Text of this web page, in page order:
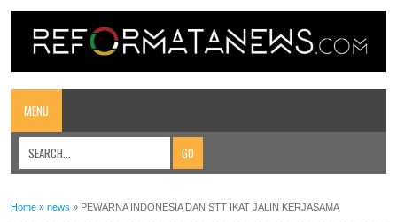
MENU
Home » news » PEWARNA INDONESIA DAN STT IKAT JALIN KERJASAMA